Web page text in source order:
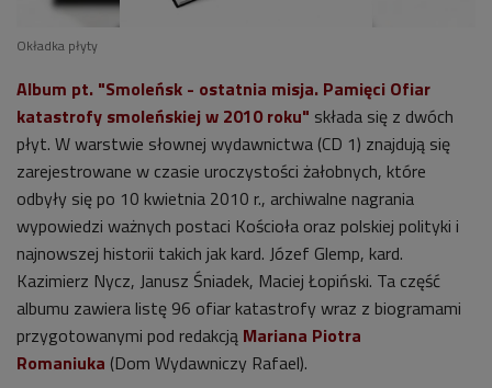
Okładka płyty
Album pt. "Smoleńsk - ostatnia misja. Pamięci Ofiar
katastrofy smoleńskiej w 2010 roku" składa się z dwóch
płyt. W warstwie słownej wydawnictwa (CD 1) znajdują się
zarejestrowane w czasie uroczystości żałobnych, które
odbyły się po 10 kwietnia 2010 r., archiwalne nagrania
wypowiedzi ważnych postaci Kościoła oraz polskiej polityki i
najnowszej historii takich jak kard. Józef Glemp, kard.
Kazimierz Nycz, Janusz Śniadek, Maciej Łop​iński. Ta część
albumu zawiera listę 96 ofiar katastrofy wraz z biogramami
przygotowanymi pod redakcją Mariana Piotra
Romaniuka (Dom Wydawniczy Rafael).